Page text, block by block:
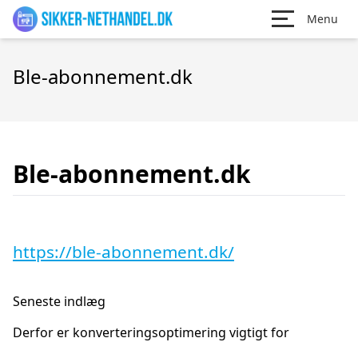
Menu
Ble-abonnement.dk
Ble-abonnement.dk
https://ble-abonnement.dk/
Seneste indlæg
Derfor er konverteringsoptimering vigtigt for